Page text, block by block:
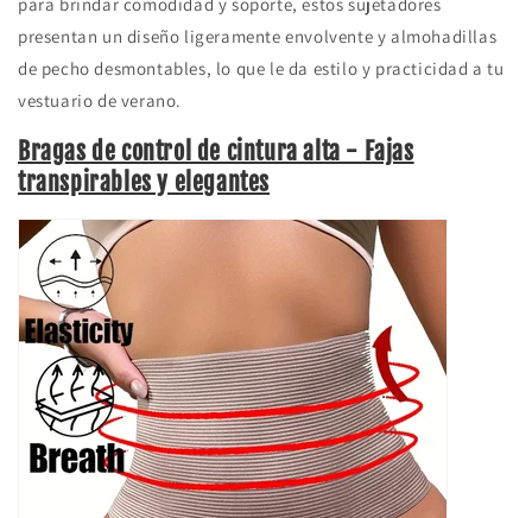
para brindar comodidad y soporte, estos sujetadores
presentan un diseño ligeramente envolvente y almohadillas
de pecho desmontables, lo que le da estilo y practicidad a tu
vestuario de verano.
Bragas de control de cintura alta - Fajas
transpirables y elegantes